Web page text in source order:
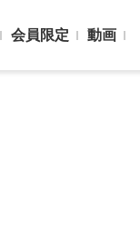
会員限定 動画